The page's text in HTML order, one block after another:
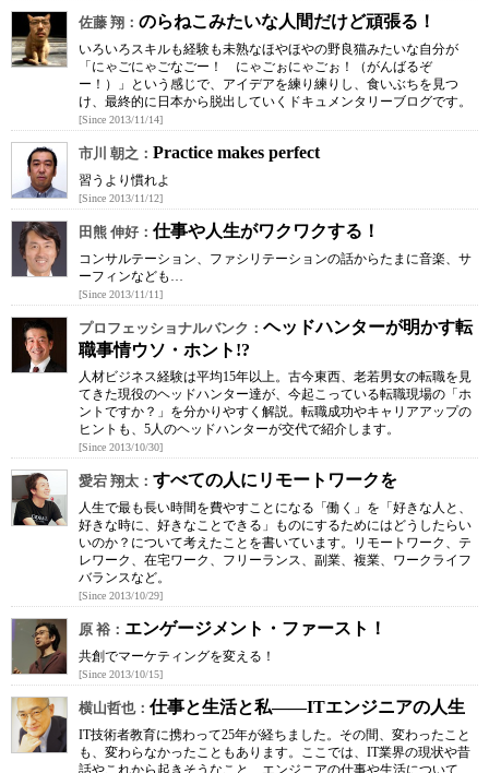
佐藤 翔： のらねこみたいな人間だけど頑張る！
いろいろスキルも経験も未熟なほやほやの野良猫みたいな自分が
「にゃごにゃごなごー！ にゃごぉにゃごぉ！（がんばるぞ
ー！）」という感じで、アイデアを練り練りし、食いぶちを見つ
け、最終的に日本から脱出していくドキュメンタリーブログです。
[Since 2013/11/14]
市川 朝之： Practice makes perfect
習うより慣れよ
[Since 2013/11/12]
田熊 伸好： 仕事や人生がワクワクする！
コンサルテーション、ファシリテーションの話からたまに音楽、サ
ーフィンなども…
[Since 2013/11/11]
プロフェッショナルバンク： ヘッドハンターが明かす転
職事情ウソ・ホント!?
人材ビジネス経験は平均15年以上。古今東西、老若男女の転職を見
てきた現役のヘッドハンター達が、今起こっている転職現場の「ホ
ントですか？」を分かりやすく解説。転職成功やキャリアアップの
ヒントも、5人のヘッドハンターが交代で紹介します。
[Since 2013/10/30]
愛宕 翔太： すべての人にリモートワークを
人生で最も長い時間を費やすことになる「働く」を「好きな人と、
好きな時に、好きなことできる」ものにするためにはどうしたらい
いのか？について考えたことを書いています。リモートワーク、テ
レワーク、在宅ワーク、フリーランス、副業、複業、ワークライフ
バランスなど。
[Since 2013/10/29]
原 裕： エンゲージメント・ファースト！
共創でマーケティングを変える！
[Since 2013/10/15]
横山哲也： 仕事と生活と私――ITエンジニアの人生
IT技術者教育に携わって25年が経ちました。その間、変わったこと
も、変わらなかったこともあります。ここでは、IT業界の現状や昔
話やこれから起きそうなこと、エンジニアの仕事や生活について、